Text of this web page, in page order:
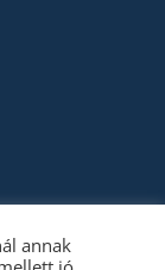
annak